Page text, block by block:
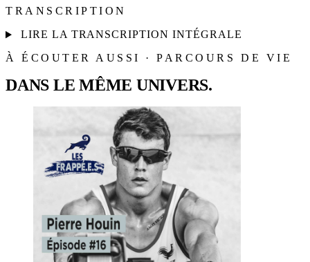
TRANSCRIPTION
LIRE LA TRANSCRIPTION INTÉGRALE
À ÉCOUTER AUSSI · PARCOURS DE VIE
DANS LE MÊME UNIVERS.